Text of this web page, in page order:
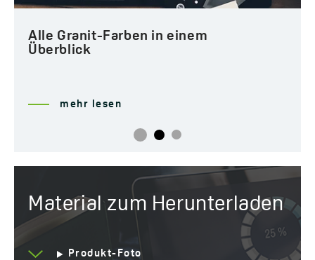
Jahre Garantie
10 *sehen Sie sich die
Alle Granit-Farben in einem
Überblick
mehr lesen
Material zum Herunterladen
Produkt-Foto